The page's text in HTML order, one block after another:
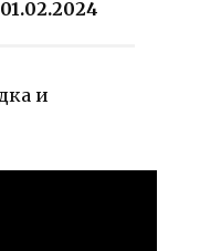
01.02.2024